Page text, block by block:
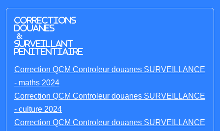
Corrections
Douanes
&
Surveillant
penitentiaire
Correction QCM Controleur douanes SURVEILLANCE
- maths 2024
Correction QCM Controleur douanes SURVEILLANCE
- culture 2024
Correction QCM Controleur douanes SURVEILLANCE